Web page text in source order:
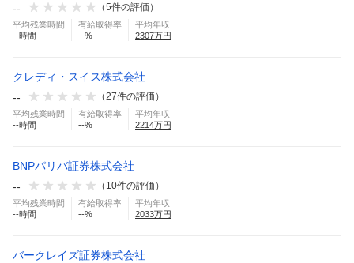
--
（5件の評価）
平均残業時間
--時間
有給取得率
--%
平均年収
2307万円
クレディ・スイス株式会社
--
（27件の評価）
平均残業時間
--時間
有給取得率
--%
平均年収
2214万円
BNPパリバ証券株式会社
--
（ 10件の評価）
平均残業時間
--時間
有給取得率
--%
平均年収
2033万円
バークレイズ証券株式会社